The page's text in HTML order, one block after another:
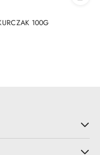
100G